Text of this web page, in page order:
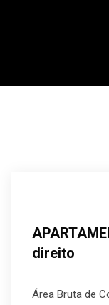
direito
Área Bruta de